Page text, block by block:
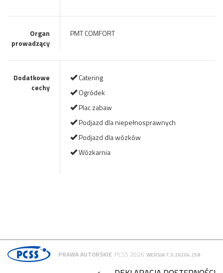
Organ
prowadzący
PMT COMFORT
Dodatkowe
cechy
Catering
Ogródek
Plac zabaw
Podjazd dla niepełnosprawnych
Podjazd dla wózków
Wózkarnia
PRAWA AUTORSKIE PCSS 2026 WERSJA 7.3.26204.258